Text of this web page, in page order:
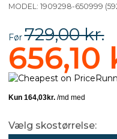
MODEL: 1909298-650999 (
Før729,00 kr.
656,10
Vælg skostørrelse: